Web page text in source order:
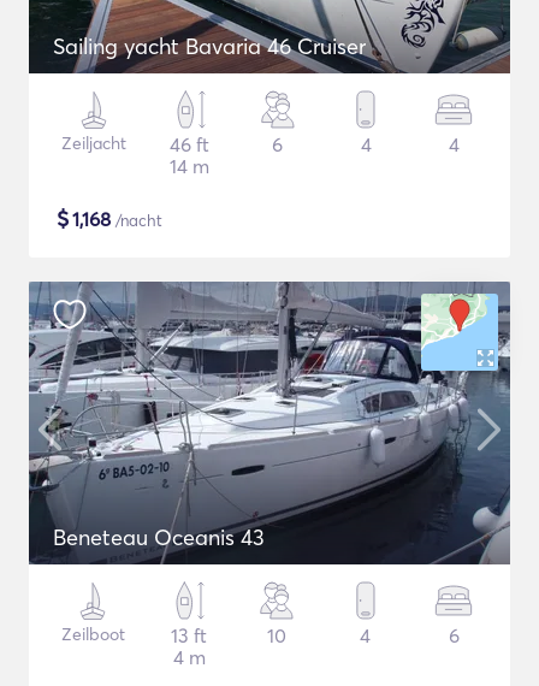
Sailing yacht Bavaria 46 Cruiser
Zeiljacht
46 ft
14 m
6 4 4
$1,168 /nacht
Beneteau Oceanis 43
Zeilboot
13 ft
4 m
10 4 6